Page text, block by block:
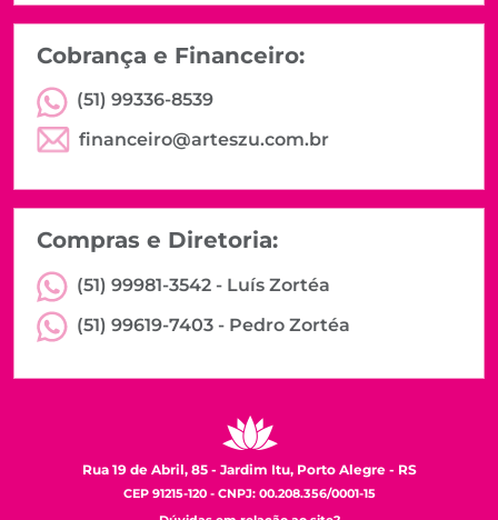
Cobrança e Financeiro:
(51) 99336-8539
financeiro@arteszu.com.br
Compras e Diretoria:
(51) 99981-3542 - Luís Zortéa
(51) 99619-7403 - Pedro Zortéa
Rua 19 de Abril, 85 - Jardim Itu, Porto Alegre - RS
CEP 91215-120 - CNPJ: 00.208.356/0001-15